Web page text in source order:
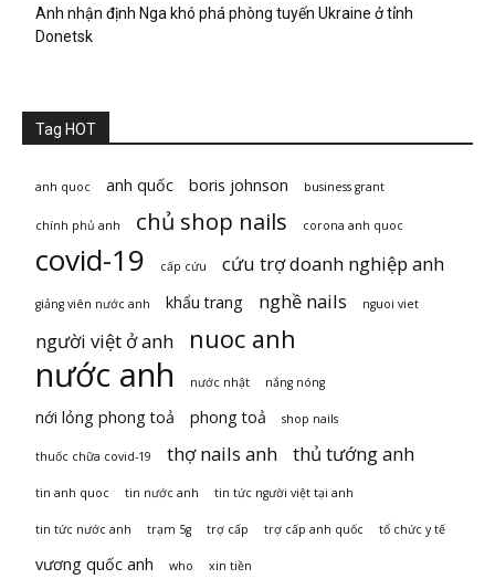
Anh nhận định Nga khó phá phòng tuyến Ukraine ở tỉnh
Donetsk
Tag HOT
anh quoc anh quốc boris johnson business grant
chính phủ anh chủ shop nails corona anh quoc
covid-19 cấp cứu cứu trợ doanh nghiệp anh
giảng viên nước anh khẩu trang nghề nails nguoi viet
người việt ở anh nuoc anh
nước anh nước nhật nắng nóng
nới lỏng phong toả phong toả shop nails
thuốc chữa covid-19 thợ nails anh thủ tướng anh
tin anh quoc tin nước anh tin tức người việt tại anh
tin tức nước anh trạm 5g trợ cấp trợ cấp anh quốc tổ chức y tế
vương quốc anh who xin tiền